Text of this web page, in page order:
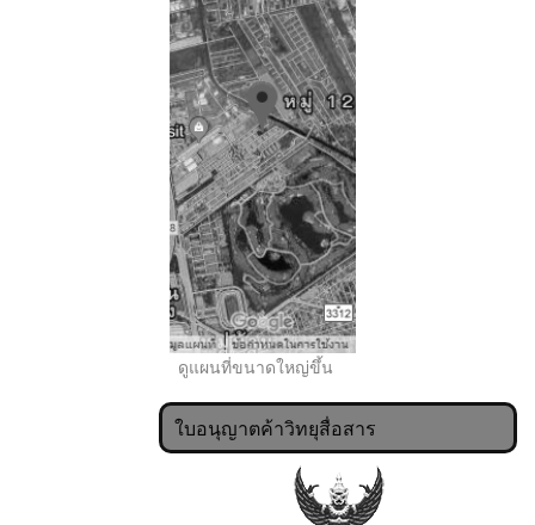
ดูแผนที่ขนาดใหญ่ขึ้น
ใบอนุญาตค้าวิทยุสื่อสาร